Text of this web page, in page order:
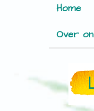
Home
Over